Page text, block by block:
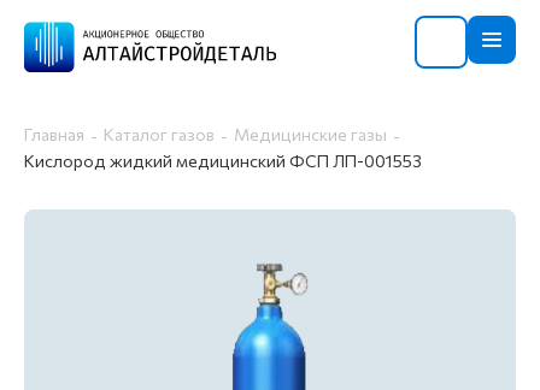
Главная Каталог газов
Медицинские газы
Кислород жидкий медицинский ФСП ЛП-001553